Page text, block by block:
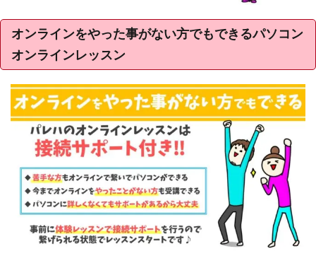
オンラインをやった事がない方でもできるパソコン
オンラインレッスン